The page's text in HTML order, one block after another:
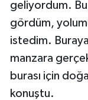
geliyordum.
gördüm,
istedim.
manzara
burası için
konuştu.